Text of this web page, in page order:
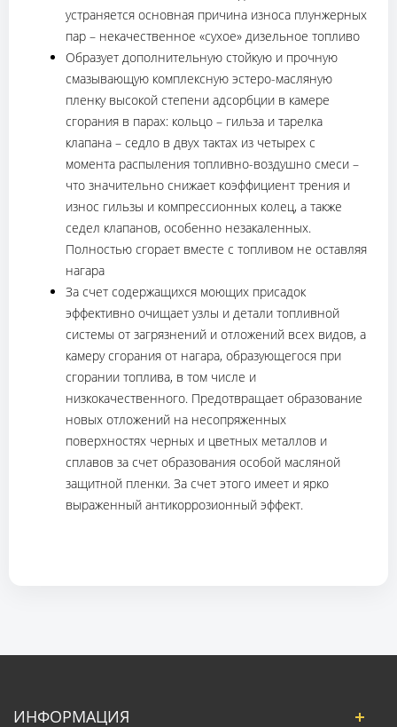
устраняется основная причина износа плунжерных
пар – некачественное «сухое» дизельное топливо
Образует дополнительную стойкую и прочную
смазывающую комплексную эстеро-масляную
пленку высокой степени адсорбции в камере
сгорания в парах: кольцо – гильза и тарелка
клапана – седло в двух тактах из четырех с
момента распыления топливно-воздушно смеси –
что значительно снижает коэффициент трения и
износ гильзы и компрессионных колец, а также
седел клапанов, особенно незакаленных.
Полностью сгорает вместе с топливом не оставляя
нагара
За счет содержащихся моющих присадок
эффективно очищает узлы и детали топливной
системы от загрязнений и отложений всех видов, а
камеру сгорания от нагара, образующегося при
сгорании топлива, в том числе и
низкокачественного. Предотвращает образование
новых отложений на несопряженных
поверхностях черных и цветных металлов и
сплавов за счет образования особой масляной
защитной пленки. За счет этого имеет и ярко
выраженный антикоррозионный эффект.
ИНФОРМАЦИЯ